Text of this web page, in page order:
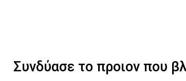
Συνδύασε το προιον που